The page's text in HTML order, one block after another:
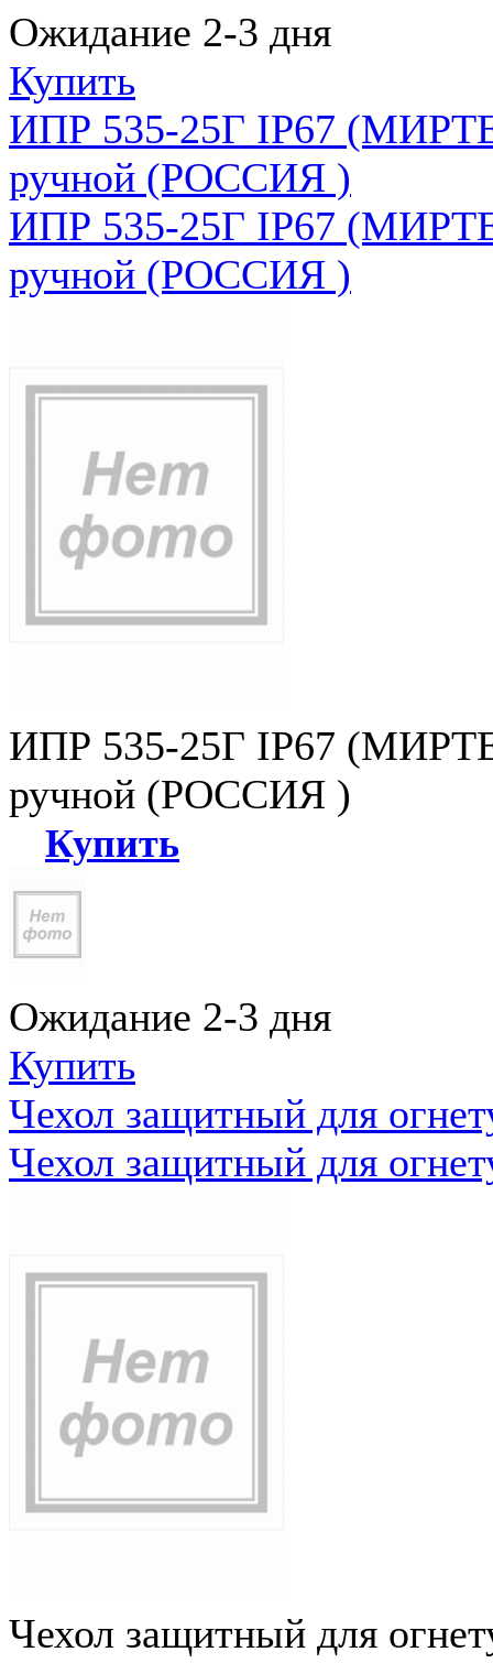
Ожидание 2-3 дня
Купить
ИПР 535-25Г IP67
ручной (РОССИЯ )
ИПР 535-25Г IP67
ручной (РОССИЯ )
ИПР 535-25Г IP67
ручной (РОССИЯ )
Купить
Ожидание 2-3 дня
Купить
Чехол защитный для
Чехол защитный для
Чехол защитный для